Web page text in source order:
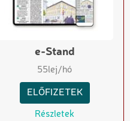
e-Stand
55lej/hó
ELŐFIZETEK
Részletek